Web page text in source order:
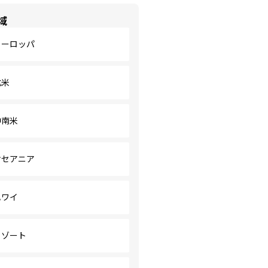
ロッパ
米
アニア
イ
ート